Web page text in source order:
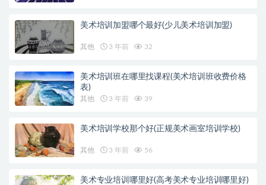
美术培训加盟哪个最好(少儿美术培训加盟)
其他 3 年前 32
美术培训班在哪里找课程(美术培训班收费价格
表)
其他 3 年前 39
美术培训学校那个好(正规美术画室培训学校)
其他 3 年前 56
美术专业培训哪里好(高考美术专业培训哪里好)